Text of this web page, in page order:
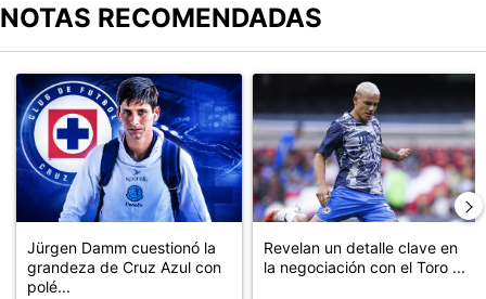
NOTAS RECOMENDADAS
Un artículo de tendencia con el título "Jürgen Damm cuestionó
Jürgen Damm cuestionó la
grandeza de Cruz Azul con
polé...
Un artículo de tendencia con
Revelan un detalle clave en
la negociación con el Toro ...